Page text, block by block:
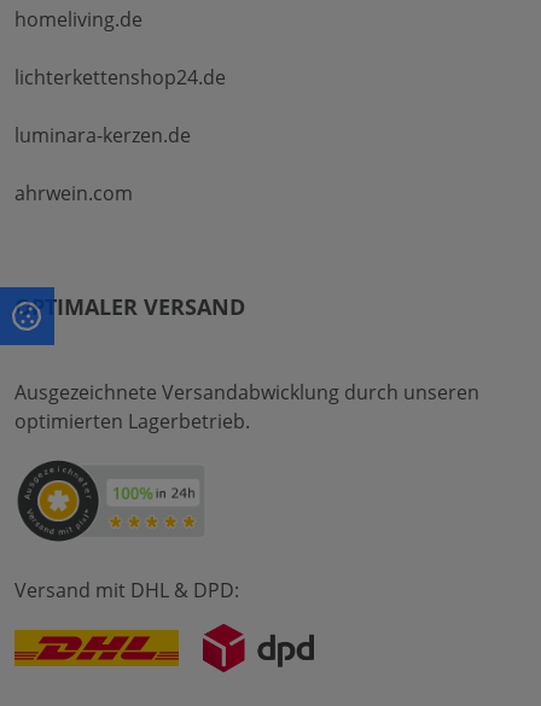
homeliving.de
lichterkettenshop24.de
luminara-kerzen.de
ahrwein.com
OPTIMALER VERSAND
Ausgezeichnete Versandabwicklung durch unseren
optimierten Lagerbetrieb.
Versand mit DHL & DPD: